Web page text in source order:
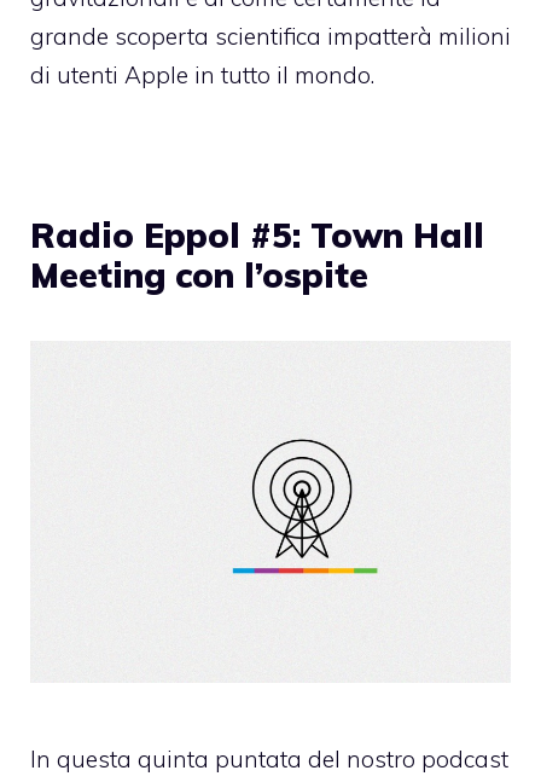
grande scoperta scientifica impatterà milioni
di utenti Apple in tutto il mondo.
Radio Eppol #5: Town Hall
Meeting con l’ospite
In questa quinta puntata del nostro podcast